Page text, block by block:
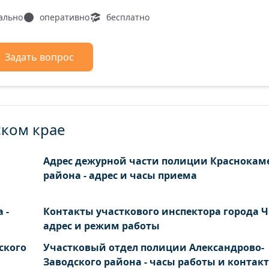
19 21 23 25 27 29 31 33 35 37 39 41 43
оперативно бесплатно
Задать вопрос
крае
Адрес дежурной части полиции
района - адрес и часы приема
-
Контакты участкового инспектора города
адрес и режим работы
Участковый отдел полиции Александрово-
Заводского района - часы работы и